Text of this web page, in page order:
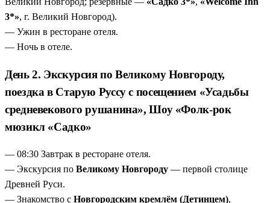
3*», г. Великий Новгород).
— Ужин в ресторане отеля.
— Ночь в отеле.
День 2. Экскурсия по Великому Новгороду,
поездка в Старую Руссу с посещением «Усадьбы
средневекового рушанина», Шоу «Фолк-рок
мюзикл «Садко»
— 08:30 Завтрак в ресторане отеля.
— Экскурсия по Великому Новгороду — первой столице
Древней Руси.
— Знакомство с Новгородским кремлём (Детинцем),